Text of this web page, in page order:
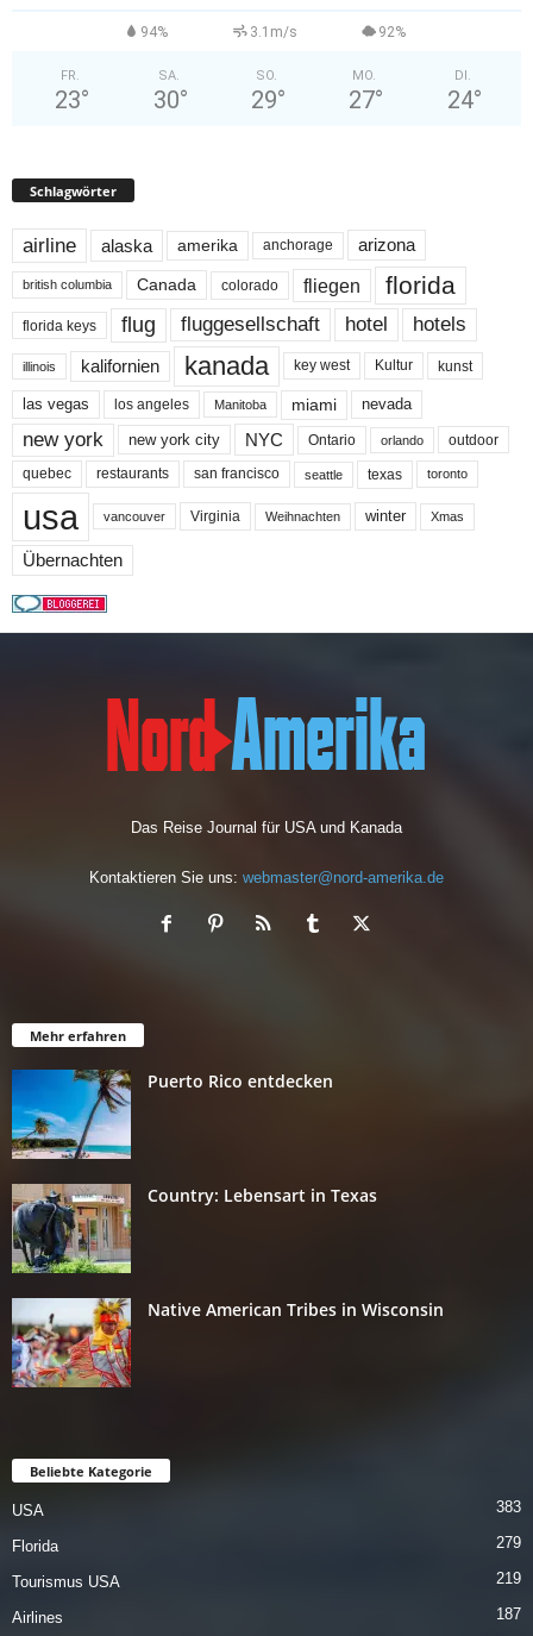
94% 3.1m/s 92%
FR.
23°
SA.
30°
SO.
29°
MO.
27°
DI.
24°
Schlagwörter
airline alaska amerika anchorage arizona
british columbia Canada colorado fliegen florida
florida keys flug fluggesellschaft hotel hotels
illinois kalifornien kanada key west Kultur kunst
las vegas los angeles Manitoba miami nevada
new york new york city NYC Ontario orlando outdoor
quebec restaurants san francisco seattle texas toronto
usa vancouver Virginia Weihnachten winter Xmas
Übernachten
Das Reise Journal für USA und Kanada
Kontaktieren Sie uns: webmaster@nord-amerika.de
Mehr erfahren
Puerto Rico entdecken
Country: Lebensart in Texas
Native American Tribes in Wisconsin
Beliebte Kategorie
USA 383
Florida 279
Tourismus USA 219
Airlines 187